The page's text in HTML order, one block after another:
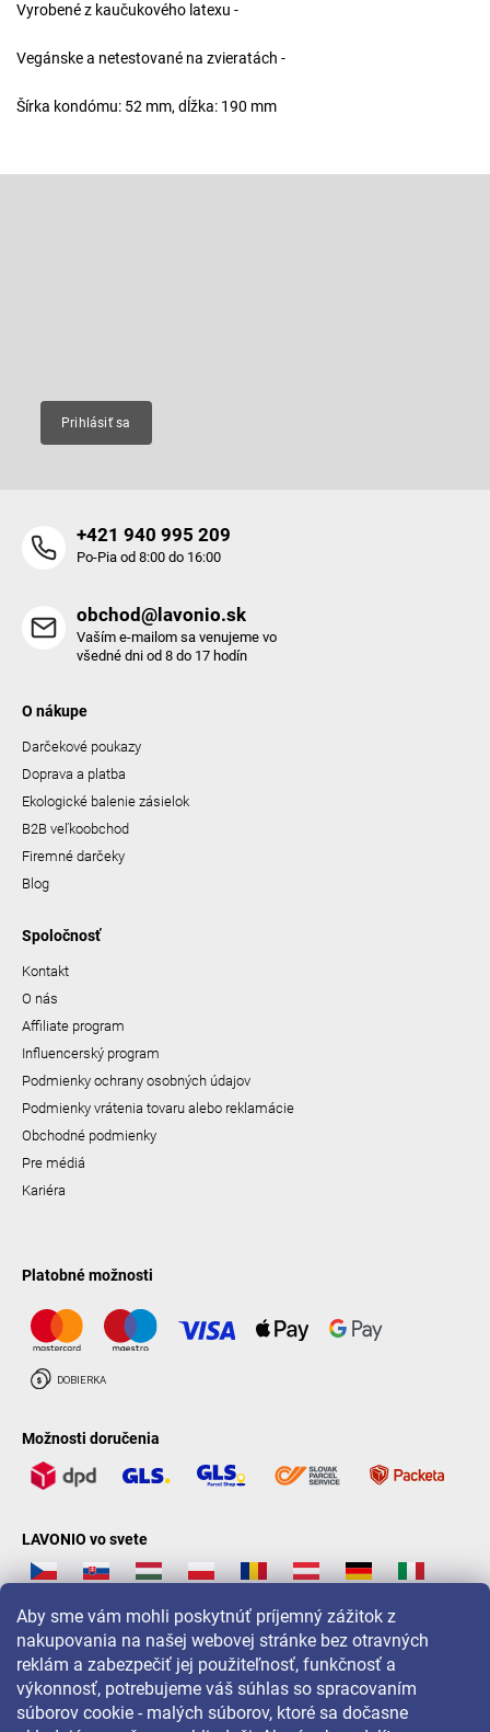
Aby sme vám mohli poskytnúť príjemný zážitok z
nakupovania na našej webovej stránke bez otravných
reklám a zabezpečiť jej použiteľnosť, funkčnosť a
výkonnosť, potrebujeme váš súhlas so spracovaním
súborov cookie - malých súborov, ktoré sa dočasne
Vyrobené z kaučukového latexu -
Vegánske a netestované na zvieratách -
Šírka kondómu: 52 mm, dĺžka: 190 mm
Prihlásiť sa
+421 940 995 209
Po-Pia od 8:00 do 16:00
obchod@lavonio.sk
Vaším e-mailom sa venujeme vo
všedné dni od 8 do 17 hodín
O nákupe
Darčekové poukazy
Doprava a platba
Ekologické balenie zásielok
B2B veľkoobchod
Firemné darčeky
Blog
Spoločnosť
Kontakt
O nás
Affiliate program
Influencerský program
Podmienky ochrany osobných údajov
Podmienky vrátenia tovaru alebo reklamácie
Obchodné podmienky
Pre médiá
Kariéra
Platobné možnosti
Možnosti doručenia
LAVONIO vo svete
Pre akcie, súťaže a zľavy nás sledujte na: